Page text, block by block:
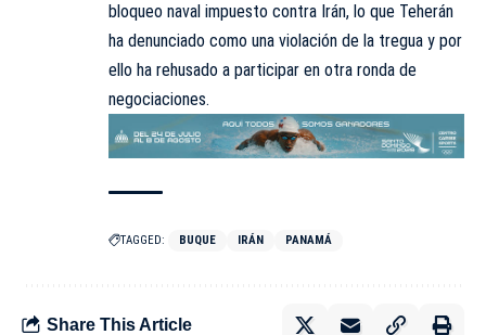
bloqueo naval impuesto contra Irán, lo que Teherán
ha denunciado como una violación de la tregua y por
ello ha rehusado a participar en otra ronda de
negociaciones.
TAGGED: BUQUE IRÁN PANAMÁ
Share This Article